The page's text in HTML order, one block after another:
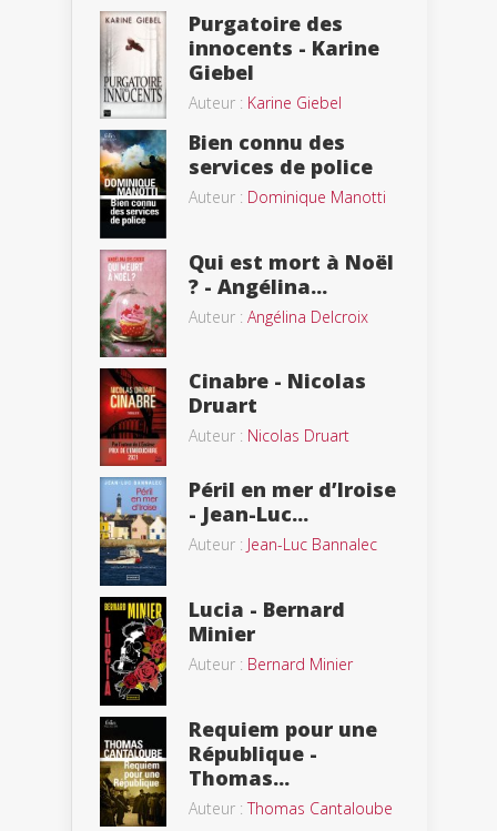
Purgatoire des
innocents - Karine
Giebel
Auteur : Karine Giebel
Bien connu des
services de police
Auteur : Dominique Manotti
Qui est mort à Noël
? - Angélina...
Auteur : Angélina Delcroix
Cinabre - Nicolas
Druart
Auteur : Nicolas Druart
Péril en mer d’Iroise
- Jean-Luc...
Auteur : Jean-Luc Bannalec
Lucia - Bernard
Minier
Auteur : Bernard Minier
Requiem pour une
République -
Thomas...
Auteur :Thomas Cantaloube